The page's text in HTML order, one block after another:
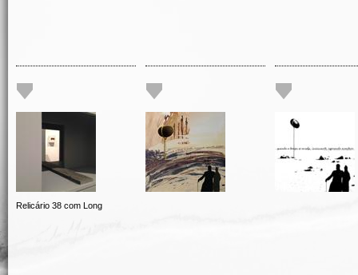
Relicário 38 com Long